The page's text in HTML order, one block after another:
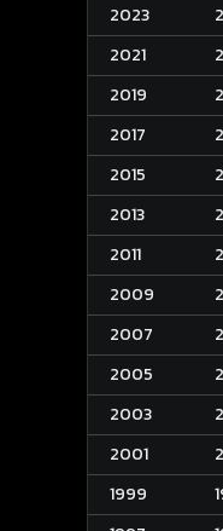
2023
2021
2019
2017
2015
2013
2011
2009
2007
2005
2003
2001
1999